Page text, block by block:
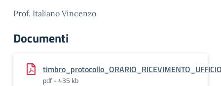
Prof. Italiano Vincenzo
Documenti
pdf - 435 kb